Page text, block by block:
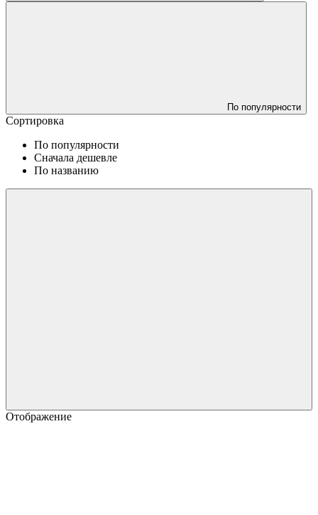
По популярности
Сортировка
По популярности
Сначала дешевле
По названию
Отображение